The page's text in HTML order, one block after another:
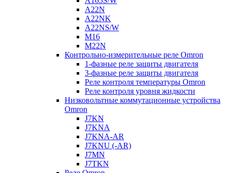
A22N
A22NK
A22NS/W
M16
M22N
Контрольно-измерительные реле Omron
1-фазные реле защиты двигателя
3-фазные реле защиты двигателя
Реле контроля температуры Omron
Реле контроля уровня жидкости
Низковольтные коммутационные устройства
Omron
J7KN
J7KNA
J7KNA-AR
J7KNU (-AR)
J7MN
J7TKN